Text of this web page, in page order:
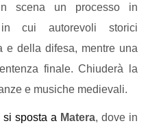
scena un processo in
in cui autorevoli storici
e della difesa, mentre una
finale. Chiuderà la
e musiche medieva li.
sposta a Matera, dove in